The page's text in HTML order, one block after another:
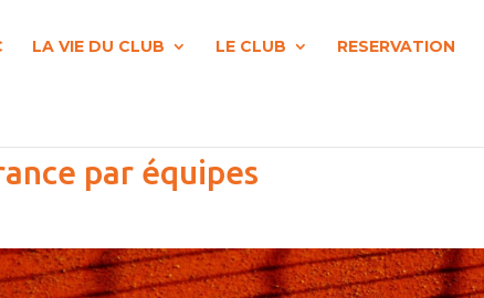
LA VIE DU CLUB LE CLUB RESERVATION
par équipes